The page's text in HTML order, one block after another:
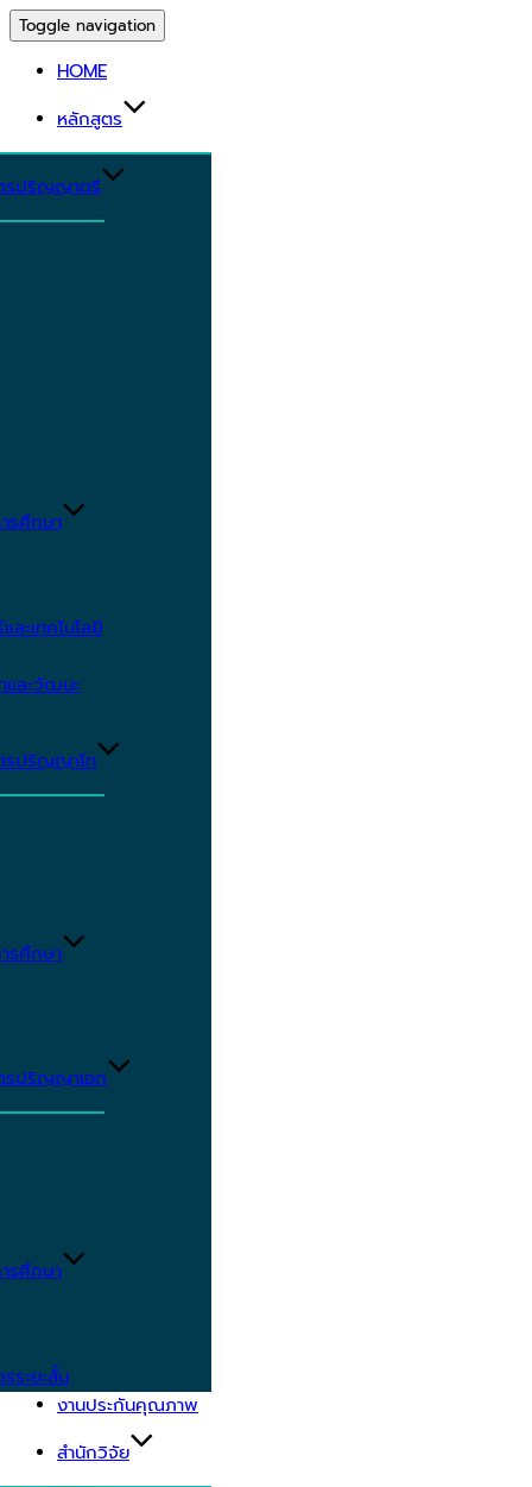
Toggle navigation
HOME
หลักสูตร
รปริญญาตรี
รศึกษา
ะเทคโนโลยี
และวัฒนะ
รปริญญาโท
รศึกษา
รปริญญาเอก
รศึกษา
ระยะสั้น
งานประกันคุณภาพ
สำนักวิจัย